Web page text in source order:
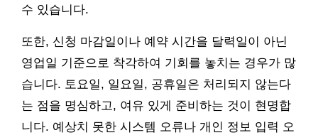
수 있습니다.
또한, 신청 마감일이나 예약 시간을 달력일이 아닌
영업일 기준으로 착각하여 기회를 놓치는 경우가 많
습니다. 토요일, 일요일, 공휴일은 처리되지 않는다
는 점을 명심하고, 여유 있게 준비하는 것이 현명합
니다. 예상치 못한 시스템 오류나 개인 정보 입력 오